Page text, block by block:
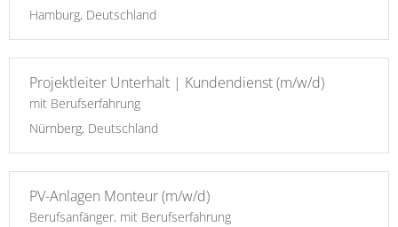
Hamburg, Deutschland
Projektleiter Unterhalt | Kundendienst (m/w/d)
mit Berufserfahrung
Nürnberg, Deutschland
PV-Anlagen Monteur (m/w/d)
Berufsanfänger, mit Berufserfahrung